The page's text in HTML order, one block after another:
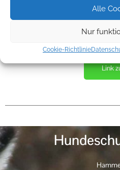
Alle
Nur
Cookie-Richtlinie
Kommunikation und Erziehung
Ausbildung zur Hundetrainerin bei
Juni 2022 erfolgreich abgeschlossen
Link